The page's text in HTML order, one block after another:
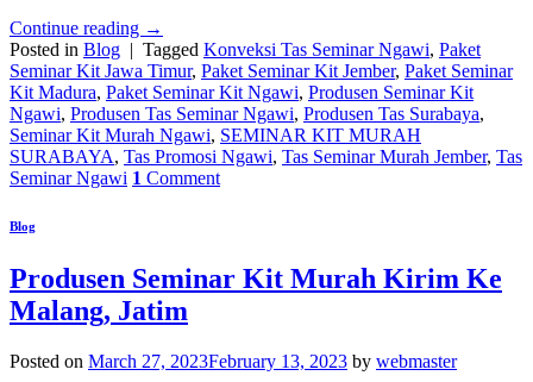
Continue reading →
Posted in Blog | Tagged Konveksi Tas Seminar Ngawi, Paket
Seminar Kit Jawa Timur, Paket Seminar Kit Jember, Paket Seminar
Kit Madura, Paket Seminar Kit Ngawi, Produsen Seminar Kit
Ngawi, Produsen Tas Seminar Ngawi, Produsen Tas Surabaya,
Seminar Kit Murah Ngawi, SEMINAR KIT MURAH
SURABAYA, Tas Promosi Ngawi, Tas Seminar Murah Jember, Tas
Seminar Ngawi 1 Comment
Blog
Produsen Seminar Kit Murah Kirim Ke
Malang, Jatim
Posted on March 27, 2023February 13, 2023 by webmaster